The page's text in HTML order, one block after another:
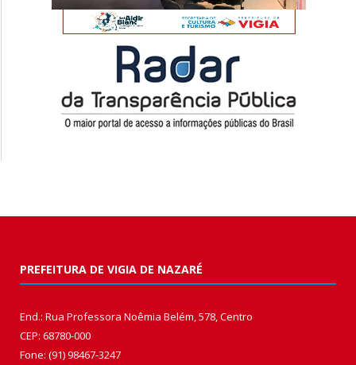
PREFEITURA DE VIGIA DE NAZARÉ
End.: Rua Professora Noêmia Belém, 578, Centro
CEP: 68780-000
Fone: (91) 98467-3247